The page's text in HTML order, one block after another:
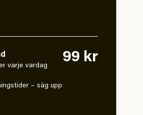
varje vardag
– säg upp
99 kr